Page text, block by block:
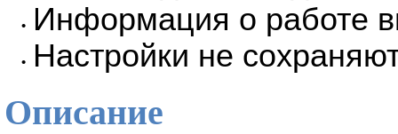
• Информация о работе
• Настройки не
Описание